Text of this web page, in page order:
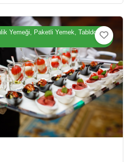
Yemeği, Paketli Yemek, Tabldot